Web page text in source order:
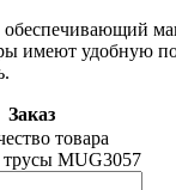
обеспечивающий
имеют удобную
Заказ
товара
MUG3057